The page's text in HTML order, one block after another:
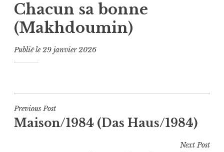
Chacun sa bonne
(Makhdoumin)
Publié le29 janvier 2026
Navigation
de
Previous Post
Maison/1984 (Das Haus/1984)
Next Post